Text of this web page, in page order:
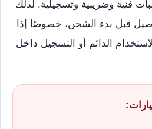
فنية وضريبية وتسجيلية. لذلك
قبل بدء الشحن، خصوصًا إذا
الدائم أو التسجيل داخل